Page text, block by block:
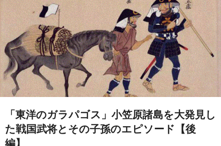
「東洋のガラパゴス」小笠原諸島を大発見し
た戦国武将とその子孫のエピソード【後
編】